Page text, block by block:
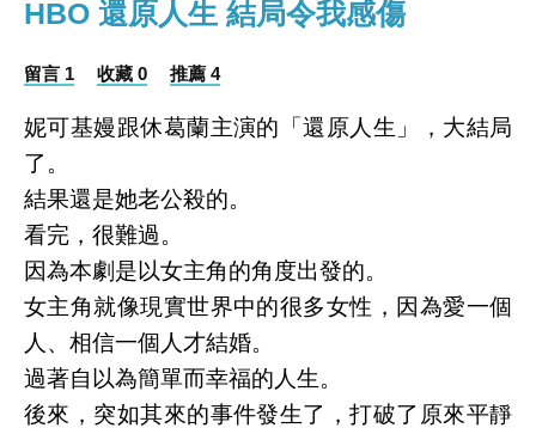
HBO 還原人生 結局令我感傷
留言 1 收藏 0 推薦 4
妮可基嫚跟休葛蘭主演的「還原人生」，大結局
了。
結果還是她老公殺的。
看完，很難過。
因為本劇是以女主角的角度出發的。
女主角就像現實世界中的很多女性，因為愛一個
人、相信一個人才結婚。
過著自以為簡單而幸福的人生。
後來，突如其來的事件發生了，打破了原來平靜